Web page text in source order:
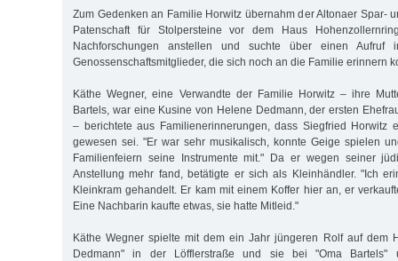
Zum Gedenken an Familie Horwitz übernahm der Altonaer Spar-
Patenschaft für Stolpersteine vor dem Haus
Nachforschungen anstellen und suchte über einen Aufruf
Genossenschaftsmitglieder, die sich noch an die Familie erinnern
Käthe Wegner, eine Verwandte der Familie Horwitz – ihre
Bartels, war eine Kusine von Helene Dedmann, der ersten
– berichtete aus Familienerinnerungen, dass Siegfried Horwitz
gewesen sei. "Er war sehr musikalisch, konnte Geige spielen
Familienfeiern seine Instrumente mit." Da er wegen seiner
Anstellung mehr fand, betätigte er sich als Kleinhändler. "Ich
Kleinkram gehandelt. Er kam mit einem Koffer hier an, er
Eine Nachbarin kaufte etwas, sie hatte Mitleid."
Käthe Wegner spielte mit dem ein Jahr jüngeren Rolf auf dem
Dedmann" in der Löfflerstraße und sie bei "Oma